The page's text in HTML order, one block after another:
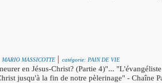
MARIO MASSICOTTE | catégorie: PAIN DE VIE
en Jésus-Christ? (Partie 4)"...
jusqu'à la fin de notre pèlerinage" - Chaîne